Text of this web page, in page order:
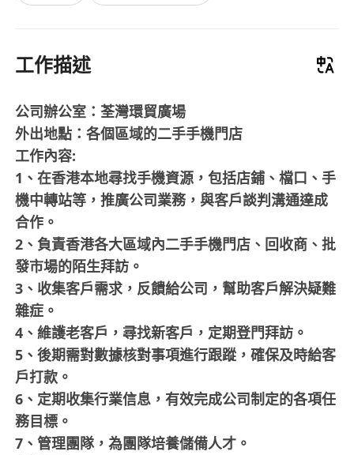
工作描述
公司辦公室‌：荃灣環貿廣場
‌外出地點‌：各個區域的二手手機門店
工作內容‌:
1、在香港本地尋找手機資源‌，包括店鋪、檔口、手
機中轉站等，推廣公司業務，與客戶談判溝通達成
合作。
2、負責香港各大區域內二手手機門店、回收商、批
發市場的陌生拜訪‌。
3、收集客戶需求‌，反饋給公司，幫助客戶解決疑難
雜症。
4、‌維護老客戶，尋找新客戶‌，定期登門拜訪。
5、‌後期需對數據核對事項進行跟蹤‌，確保及時給客
戶打款。
6、‌定期收集行業信息‌，有效完成公司制定的各項任
務目標。
7、‌管理團隊‌，為團隊培養儲備人才。